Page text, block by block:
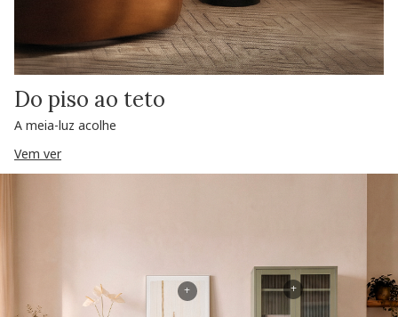
Do piso ao teto
A meia-luz acolhe
Vem ver
+
+